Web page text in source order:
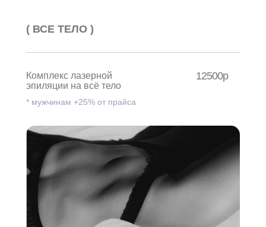
( ВСЕ ТЕЛО )
Комплекс лазерной
эпиляции на всё тело
12500р
* мужчинам +25% от прайса